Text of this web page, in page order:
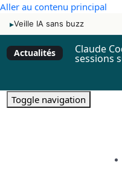
Aller au contenu principal
▸Veille IA sans buzz
Actualités Claude
sessions
Toggle navigation